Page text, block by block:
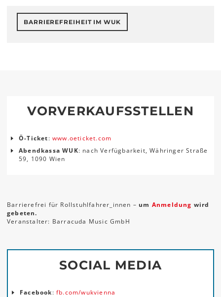
BARRIEREFREIHEIT IM WUK
VORVERKAUFSSTELLEN
Ö-Ticket:www.oeticket.com
Abendkassa WUK: nach Verfügbarkeit, Währinger Straße
59, 1090 Wien
Barrierefrei für Rollstuhlfahrer_innen – um Anmeldung wird
gebeten.
Veranstalter: Barracuda Music GmbH
SOCIAL MEDIA
Facebook:fb.com/wukvienna